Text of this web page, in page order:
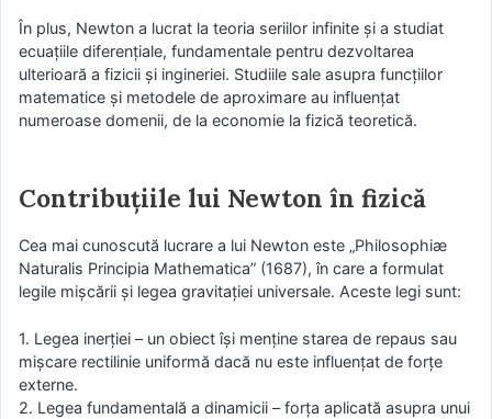
În plus, Newton a lucrat la teoria seriilor infinite și a studiat
ecuațiile diferențiale, fundamentale pentru dezvoltarea
ulterioară a fizicii și ingineriei. Studiile sale asupra funcțiilor
matematice și metodele de aproximare au influențat
numeroase domenii, de la economie la fizică teoretică.
Contribuțiile lui Newton în fizică
Cea mai cunoscută lucrare a lui Newton este „Philosophiæ
Naturalis Principia Mathematica” (1687), în care a formulat
legile mișcării și legea gravitației universale. Aceste legi sunt:
1. Legea inerției – un obiect își menține starea de repaus sau
mișcare rectilinie uniformă dacă nu este influențat de forțe
externe.
2. Legea fundamentală a dinamicii – forța aplicată asupra unui